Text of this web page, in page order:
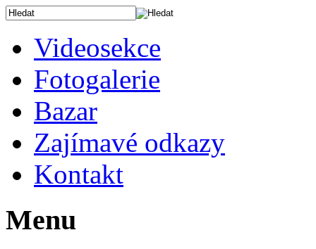
Videosekce
Fotogalerie
Bazar
Zajímavé odkazy
Kontakt
Menu